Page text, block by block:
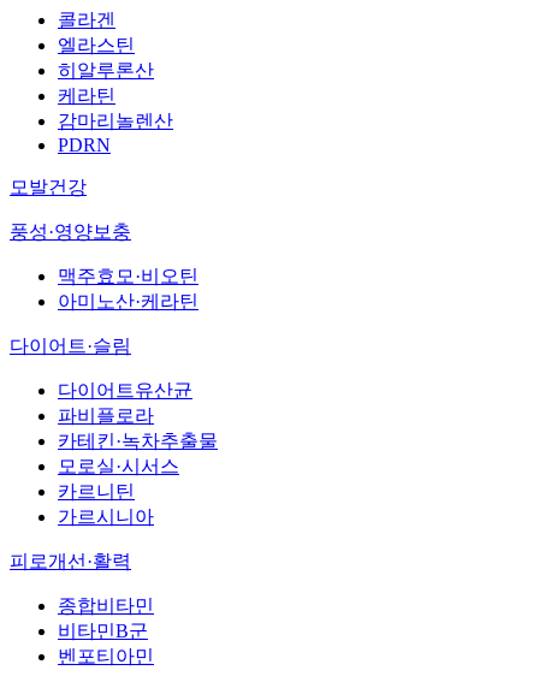
콜라겐
엘라스틴
히알루론산
케라틴
감마리놀렌산
PDRN
모발건강
풍성·영양보충
맥주효모·비오틴
아미노산·케라틴
다이어트·슬림
다이어트유산균
파비플로라
카테킨·녹차추출물
모로실·시서스
카르니틴
가르시니아
피로개선·활력
종합비타민
비타민B군
벤포티아민